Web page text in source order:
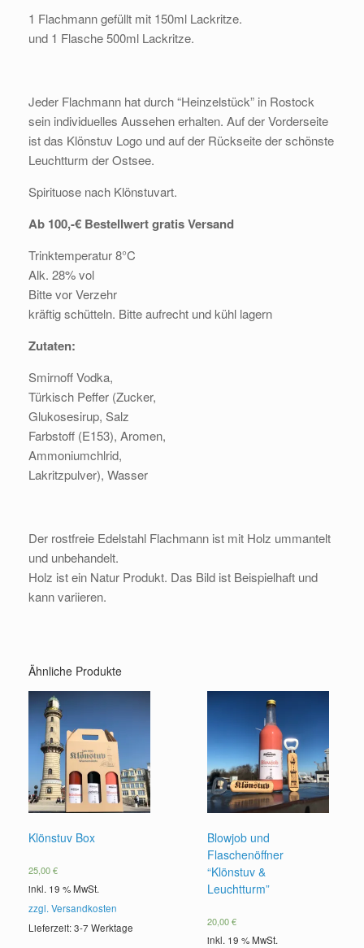
1 Flachmann gefüllt mit 150ml Lackritze.
und 1 Flasche 500ml Lackritze.
Jeder Flachmann hat durch “Heinzelstück” in Rostock
sein individuelles Aussehen erhalten. Auf der Vorderseite
ist das Klönstuv Logo und auf der Rückseite der schönste
Leuchtturm der Ostsee.
Spirituose nach Klönstuvart.
Ab 100,-€ Bestellwert gratis Versand
Trinktemperatur 8°C
Alk. 28% vol
Bitte vor Verzehr
kräftig schütteln. Bitte aufrecht und kühl lagern
Zutaten:
Smirnoff Vodka,
Türkisch Peffer (Zucker,
Glukosesirup, Salz
Farbstoff (E153), Aromen,
Ammoniumchlrid,
Lakritzpulver), Wasser
Der rostfreie Edelstahl Flachmann ist mit Holz ummantelt
und unbehandelt.
Holz ist ein Natur Produkt. Das Bild ist Beispielhaft und
kann variieren.
Ähnliche Produkte
Klönstuv Box
25,00€
inkl. 19 % MwSt.
zzgl. Versandkosten
Lieferzeit: 3-7 Werktage
Blowjob und
Flaschenöffner
“Klönstuv &
Leuchtturm”
20,00€
inkl. 19 % MwSt.